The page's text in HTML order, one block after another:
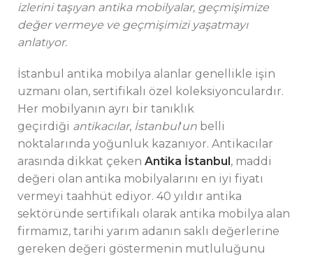
izlerini taşıyan antika mobilyalar, geçmişimize
değer vermeye ve geçmişimizi yaşatmayı
anlatıyor.
İstanbul antika mobilya alanlar genellikle işin
uzmanı olan, sertifikalı özel koleksiyonculardır.
Her mobilyanın ayrı bir tanıklık
geçirdiği antikacılar, İstanbul'un belli
noktalarında yoğunluk kazanıyor. Antikacılar
arasında dikkat çeken Antika İstanbul, maddi
değeri olan antika mobilyalarını en iyi fiyatı
vermeyi taahhüt ediyor. 40 yıldır antika
sektöründe sertifikalı olarak antika mobilya alan
firmamız, tarihi yarım adanın saklı değerlerine
gereken değeri göstermenin mutluluğunu